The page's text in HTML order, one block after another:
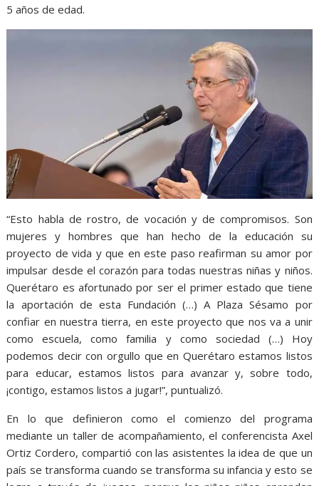
5 años de edad.
“Esto habla de rostro, de vocación y de compromisos. Son
mujeres y hombres que han hecho de la educación su
proyecto de vida y que en este paso reafirman su amor por
impulsar desde el corazón para todas nuestras niñas y niños.
Querétaro es afortunado por ser el primer estado que tiene
la aportación de esta Fundación (…) A Plaza Sésamo por
confiar en nuestra tierra, en este proyecto que nos va a unir
como escuela, como familia y como sociedad (…) Hoy
podemos decir con orgullo que en Querétaro estamos listos
para educar, estamos listos para avanzar y, sobre todo,
¡contigo, estamos listos a jugar!”, puntualizó.
En lo que definieron como el comienzo del programa
mediante un taller de acompañamiento, el conferencista Axel
Ortiz Cordero, compartió con las asistentes la idea de que un
país se transforma cuando se transforma su infancia y esto se